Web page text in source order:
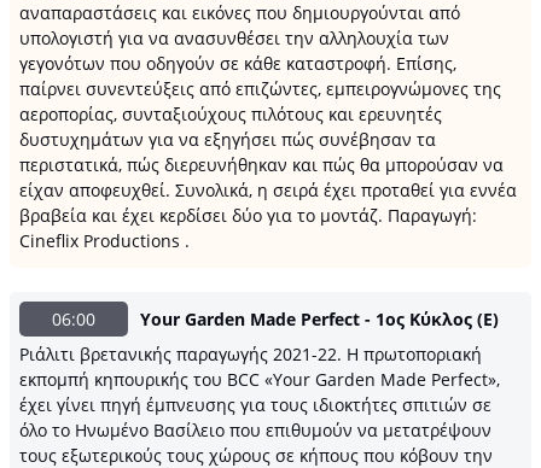
αναπαραστάσεις και εικόνες που δημιουργούνται από
υπολογιστή για να ανασυνθέσει την αλληλουχία των
γεγονότων που οδηγούν σε κάθε καταστροφή. Επίσης,
παίρνει συνεντεύξεις από επιζώντες, εμπειρογνώμονες της
αεροπορίας, συνταξιούχους πιλότους και ερευνητές
δυστυχημάτων για να εξηγήσει πώς συνέβησαν τα
περιστατικά, πώς διερευνήθηκαν και πώς θα μπορούσαν να
είχαν αποφευχθεί. Συνολικά, η σειρά έχει προταθεί για εννέα
βραβεία και έχει κερδίσει δύο για το μοντάζ. Παραγωγή:
Cineflix Productions .
06:00
Your Garden Made Perfect - 1ος Κύκλος (Ε)
Pιάλιτι βρετανικής παραγωγής 2021-22. Η πρωτοποριακή
εκπομπή κηπουρικής του BCC «Your Garden Made Perfect»,
έχει γίνει πηγή έμπνευσης για τους ιδιοκτήτες σπιτιών σε
όλο το Ηνωμένο Βασίλειο που επιθυμούν να μετατρέψουν
τους εξωτερικούς τους χώρους σε κήπους που κόβουν την